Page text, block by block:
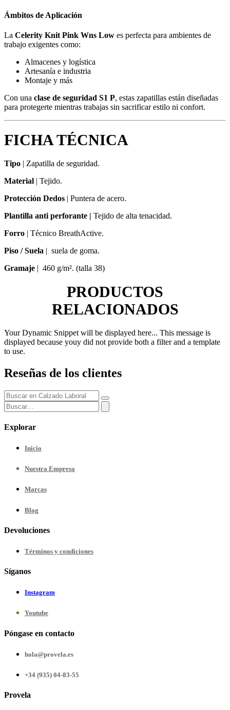
Ámbitos de Aplicación
La Celerity Knit Pink Wns Low es perfecta para ambientes de
trabajo exigentes como:
Almacenes y logística
Artesanía e industria
Montaje y más
Con una clase de seguridad S1 P, estas zapatillas están diseñadas
para protegerte mientras trabajas sin sacrificar estilo ni confort.
FICHA TÉCNICA
Tipo | Zapatilla de seguridad.
Material | Tejido.
Protección Dedos | Puntera de acero.
Plantilla anti perforante | Tejido de alta tenacidad.
Forro | Técnico BreathActive.
Piso / Suela | suela de goma.
Gramaje | 460 g/m². (talla 38)
PRODUCTOS
RELACIONADOS
Your Dynamic Snippet will be displayed here... This message is
displayed because youy did not provide both a filter and a template
to use.
Reseñas de los clientes
Explorar
Inicio
Nuestra Empresa
Marcas
Blog
Devoluciones
Términos y condiciones
Síganos
Instagram
Youtube
Póngase en contacto
hola@provela.es
+34 (935) 04-83-55
Provela